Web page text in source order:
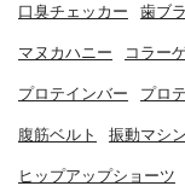
口臭チェッカー 歯ブ
マヌカハニー コラー
プロテインバー プロ
腹筋ベルト 振動マシン
ヒップアップショーツ